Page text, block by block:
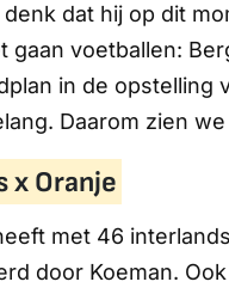
dat hij op dit
gaan voetballen:
in de opstelling
Daarom zien
x Oranje
met 46
door Koeman.